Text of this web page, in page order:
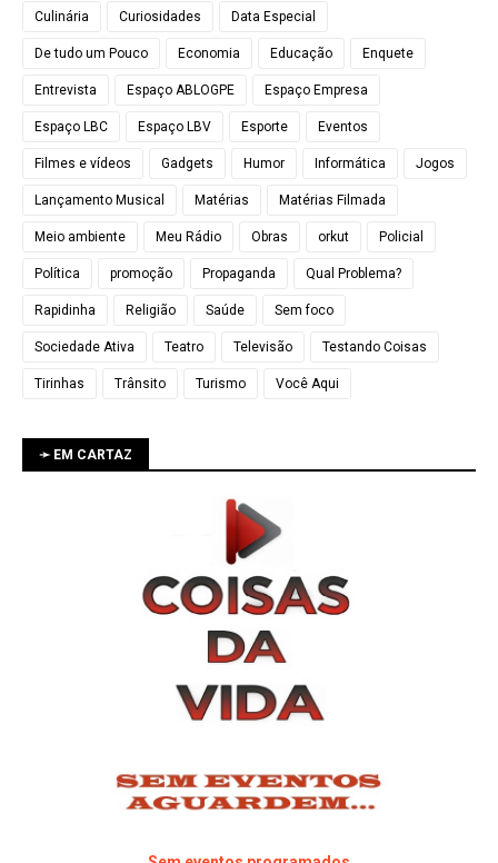
Culinária Curiosidades Data Especial
De tudo um Pouco Economia Educação Enquete
Entrevista Espaço ABLOGPE Espaço Empresa
Espaço LBC Espaço LBV Esporte Eventos
Filmes e vídeos Gadgets Humor Informática Jogos
Lançamento Musical Matérias Matérias Filmada
Meio ambiente Meu Rádio Obras orkut Policial
Política promoção Propaganda Qual Problema?
Rapidinha Religião Saúde Sem foco
Sociedade Ativa Teatro Televisão Testando Coisas
Tirinhas Trânsito Turismo Você Aqui
➛ EM CARTAZ